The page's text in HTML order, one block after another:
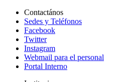
Contactános
Sedes y Teléfonos
Facebook
Twitter
Instagram
Webmail para el personal
Portal Interno